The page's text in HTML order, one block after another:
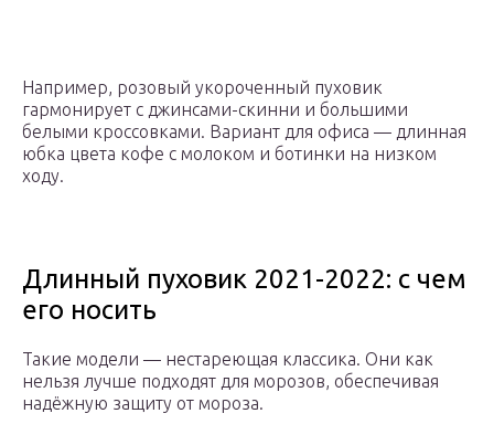
Например, розовый укороченный пуховик
гармонирует с джинсами-скинни и большими
белыми кроссовками. Вариант для офиса — длинная
юбка цвета кофе с молоком и ботинки на низком
ходу.
Длинный пуховик 2021-2022: с чем
его носить
Такие модели — нестареющая классика. Они как
нельзя лучше подходят для морозов, обеспечивая
надёжную защиту от мороза.